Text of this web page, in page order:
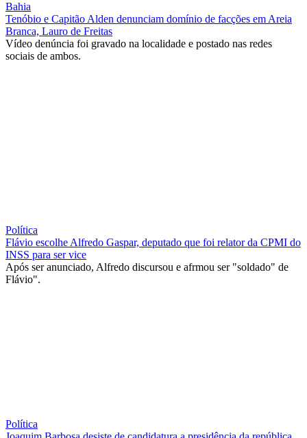
Bahia
Tenóbio e Capitão Alden denunciam domínio de facções em Areia
Branca, Lauro de Freitas
Vídeo denúncia foi gravado na localidade e postado nas redes
sociais de ambos.
Política
Flávio escolhe Alfredo Gaspar, deputado que foi relator da CPMI do
INSS para ser vice
Após ser anunciado, Alfredo discursou e afrmou ser "soldado" de
Flávio".
Política